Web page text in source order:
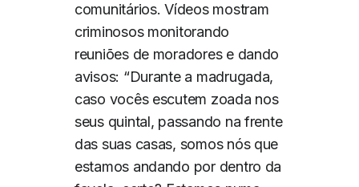
comunitários. Vídeos mostram
criminosos monitorando
reuniões de moradores e dando
avisos: “Durante a madrugada,
caso vocês escutem zoada nos
seus quintal, passando na frente
das suas casas, somos nós que
estamos andando por dentro da